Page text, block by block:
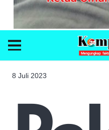
8 Juli 2023